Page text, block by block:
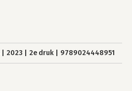
2023 2e druk 9789024448951